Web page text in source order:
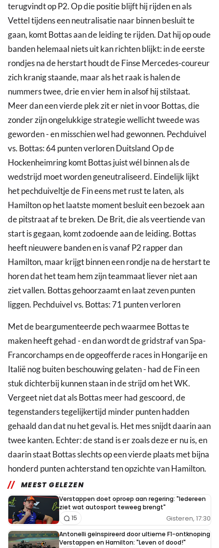
terugvindt op P2. Op die positie blijft hij rijden en als
Vettel tijdens een neutralisatie naar binnen besluit te
gaan, komt Bottas aan de leiding te rijden. Dat hij op oude
banden helemaal niets uit kan richten blijkt: in de eerste
rondjes na de herstart houdt de Finse Mercedes-coureur
zich kranig staande, maar als het raak is halen de
nummers twee, drie en vier hem in alsof hij stilstaat.
Meer dan een vierde plek zit er niet in voor Bottas, die
zonder zijn ongelukkige strategie wellicht tweede was
geworden - en misschien wel had gewonnen. Pechduivel
vs. Bottas: 64 punten verloren Duitsland Op de
Hockenheimring komt Bottas juist wél binnen als de
wedstrijd moet worden geneutraliseerd. Eindelijk lijkt
het pechduiveltje de Fin eens met rust te laten, als
Hamilton op het laatste moment besluit een bezoek aan
de pitstraat af te breken. De Brit, die als veertiende van
start is gegaan, komt zodoende aan de leiding. Bottas
heeft nieuwere banden en is vanaf P2 rapper dan
Hamilton, maar krijgt binnen een rondje na de herstart te
horen dat het team hem zijn teammaat liever niet aan
ziet vallen. Bottas gehoorzaamt en laat zeven punten
liggen. Pechduivel vs. Bottas: 71 punten verloren
Met de beargumenteerde pech waarmee Bottas te
maken heeft gehad - en dan wordt de gridstraf van Spa-
Francorchamps en de opgeofferde races in Hongarije en
Italië nog buiten beschouwing gelaten - had de Fin een
stuk dichterbij kunnen staan in de strijd om het WK.
Vergeet niet dat als Bottas meer had gescoord, de
tegenstanders tegelijkertijd minder punten hadden
gehaald dan dat nu het geval is. Het mes snijdt daarin aan
twee kanten. Echter: de stand is er zoals deze er nu is, en
daarin staat Bottas slechts op een vierde plaats met bijna
honderd punten achterstand ten opzichte van Hamilton.
MEEST GELEZEN
Verstappen doet oproep aan regering: "Iedereen
ziet wat autosport teweeg brengt"
Gisteren, 17:30
15
Antonelli geïnspireerd door ultieme F1-ontknoping
Verstappen en Hamilton: "Leven of dood!"